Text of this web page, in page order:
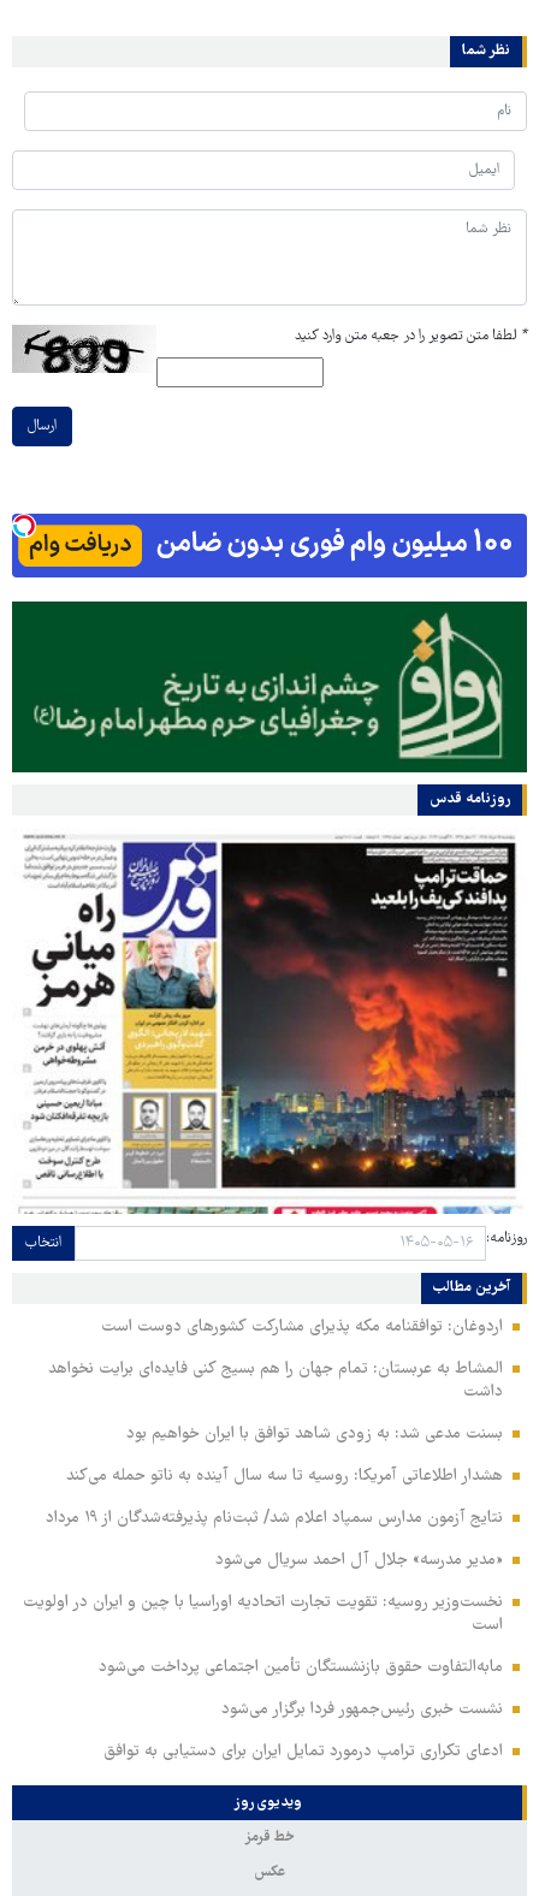
نظر شما
* لطفا متن تصویر را در جعبه متن وارد کنید
ارسال
روزنامه قدس
روزنامه: انتخاب
آخرین مطالب
اردوغان: توافقنامه مکه پذیرای مشارکت کشورهای دوست است
المشاط به عربستان: تمام جهان را هم بسیج کنی فایده‌ای برایت نخواهد
داشت
بسنت مدعی شد: به زودی شاهد توافق با ایران خواهیم بود
هشدار اطلاعاتی آمریکا: روسیه تا سه سال آینده به ناتو حمله می‌کند
نتایج آزمون مدارس سمپاد اعلام شد/ ثبت‌نام پذیرفته‌شدگان از ۱۹ مرداد
«مدیر مدرسه» جلال آل احمد سریال می‌شود
نخست‌وزیر روسیه:‌ تقویت تجارت اتحادیه اوراسیا با چین و ایران در اولویت
است
مابه‌التفاوت حقوق بازنشستگان تأمین اجتماعی پرداخت می‌شود
نشست خبری رئیس‌جمهور فردا برگزار می‌شود
ادعای تکراری ترامپ درمورد تمایل ایران برای دستیابی به توافق
ویدیوی روز
خط قرمز
عکس